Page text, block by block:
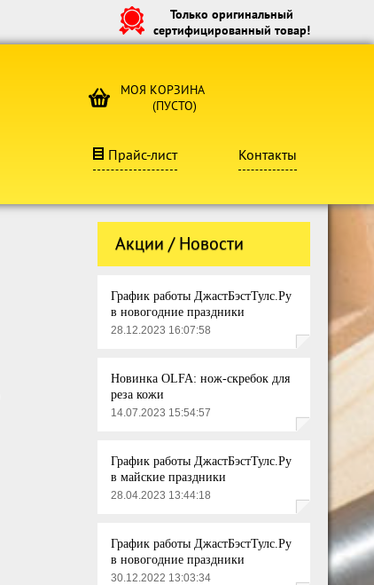
Только оригинальный
сертифицированный товар!
МОЯ КОРЗИНА
(ПУСТО)
Прайс-лист Контакты
Акции / Новости
График работы ДжастБэстТулс.Ру
в новогодние праздники
28.12.2023 16:07:58
Новинка OLFA: нож-скребок для
реза кожи
14.07.2023 15:54:57
График работы ДжастБэстТулс.Ру
в майские праздники
28.04.2023 13:44:18
График работы ДжастБэстТулс.Ру
в новогодние праздники
30.12.2022 13:03:34